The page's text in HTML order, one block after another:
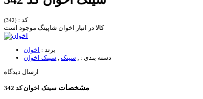
کد : (342)
کالا در انبار اخوان شاپینگ موجود است
برند : اخوان
دسته بندی :
سینک
سینک اخوان
ارسال دیدگاه
مشخصات سینک اخوان کد 342